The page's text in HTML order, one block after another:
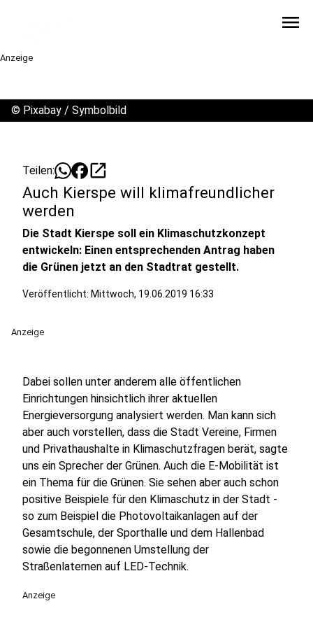
menu
Anzeige
© Pixabay / Symbolbild
Teilen: open_in_new
Auch Kierspe will klimafreundlicher
werden
Die Stadt Kierspe soll ein Klimaschutzkonzept
entwickeln: Einen entsprechenden Antrag haben
die Grünen jetzt an den Stadtrat gestellt.
Veröffentlicht: Mittwoch, 19.06.2019 16:33
Anzeige
Dabei sollen unter anderem alle öffentlichen
Einrichtungen hinsichtlich ihrer aktuellen
Energieversorgung analysiert werden. Man kann sich
aber auch vorstellen, dass die Stadt Vereine, Firmen
und Privathaushalte in Klimaschutzfragen berät, sagte
uns ein Sprecher der Grünen. Auch die E-Mobilität ist
ein Thema für die Grünen. Sie sehen aber auch schon
positive Beispiele für den Klimaschutz in der Stadt -
so zum Beispiel die Photovoltaikanlagen auf der
Gesamtschule, der Sporthalle und dem Hallenbad
sowie die begonnenen Umstellung der
Straßenlaternen auf LED-Technik.
Anzeige